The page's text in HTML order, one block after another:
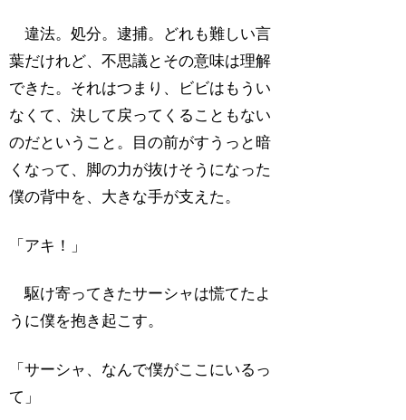
違法。処分。逮捕。どれも難しい言
葉だけれど、不思議とその意味は理解
できた。それはつまり、ビビはもうい
なくて、決して戻ってくることもない
のだということ。目の前がすうっと暗
くなって、脚の力が抜けそうになった
僕の背中を、大きな手が支えた。
「アキ！」
駆け寄ってきたサーシャは慌てたよ
うに僕を抱き起こす。
「サーシャ、なんで僕がここにいるっ
て」